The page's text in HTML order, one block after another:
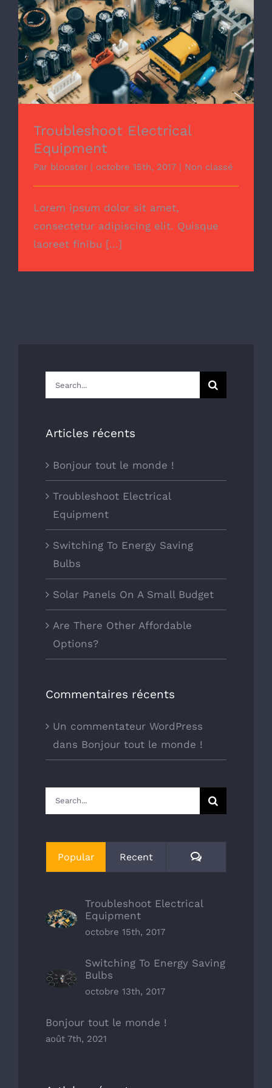
Connexion / Inscription
Troubleshoot Electrical Equipment
Troubleshoot Electrical
Equipment
Par blooster | octobre 15th, 2017 | Non classé
Lorem ipsum dolor sit amet,
consectetur adipiscing elit. Quisque
laoreet finibu [...]
Search
for:
Articles récents
Bonjour tout le monde !
Troubleshoot Electrical
Equipment
Switching To Energy Saving
Bulbs
Solar Panels On A Small Budget
Are There Other Affordable
Options?
Commentaires récents
Un commentateur WordPress
dans Bonjour tout le monde !
Search
for:
Popular Recent Comments
Troubleshoot Electrical
Equipment
octobre 15th, 2017
Switching To Energy Saving
Bulbs
octobre 13th, 2017
Bonjour tout le monde !
août 7th, 2021